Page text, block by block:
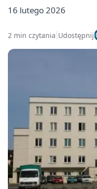
16 lutego 2026
2 min czytania Udostępnij